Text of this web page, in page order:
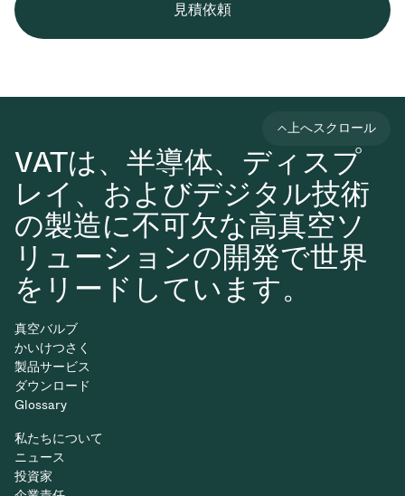
見積依頼
VATは、半導体、ディスプ
レイ、およびデジタル技術
の製造に不可欠な高真空ソ
リューションの開発で世界
をリードしています。
上へスクロール
真空バルブ
かいけつさく
製品サービス
ダウンロード
Glossary
私たちについて
ニュース
投資家